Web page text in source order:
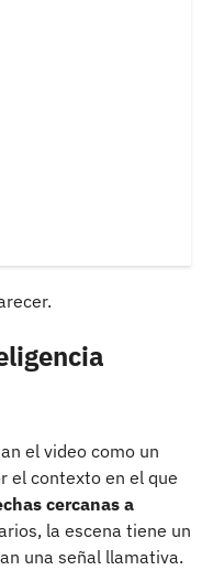
el video como un
el contexto en el que
cercanas a
la escena tiene un
una señal llamativa.